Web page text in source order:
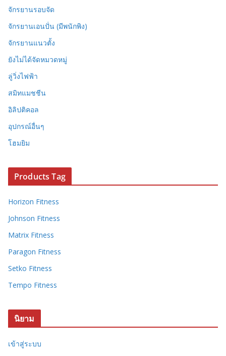
จักรยานรอบจัด
จักรยานเอนปั่น (มีพนักพิง)
จักรยานแนวตั้ง
ยังไม่ได้จัดหมวดหมู่
ลู่วิ่งไฟฟ้า
สมิทแมชชีน
อิลิปติคอล
อุปกรณ์อื่นๆ
โฮมยิม
Products Tag
Horizon Fitness
Johnson Fitness
Matrix Fitness
Paragon Fitness
Setko Fitness
Tempo Fitness
นิยาม
เข้าสู่ระบบ